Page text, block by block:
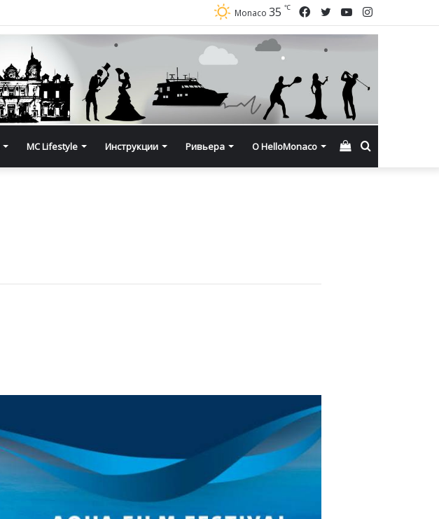
Instagram
YouTube
Twitter
Facebook
Monaco 35 ℃
MC Lifestyle Инструкции Ривьера О HelloMonaco Смотреть